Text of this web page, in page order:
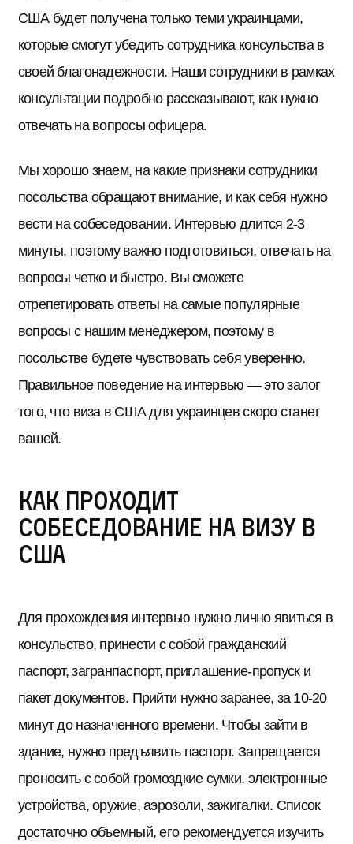
США будет получена только теми украинцами,
которые смогут убедить сотрудника консульства в
своей благонадежности. Наши сотрудники в рамках
консультации подробно рассказывают, как нужно
отвечать на вопросы офицера.
Мы хорошо знаем, на какие признаки сотрудники
посольства обращают внимание, и как себя нужно
вести на собеседовании. Интервью длится 2-3
минуты, поэтому важно подготовиться, отвечать на
вопросы четко и быстро. Вы сможете
отрепетировать ответы на самые популярные
вопросы с нашим менеджером, поэтому в
посольстве будете чувствовать себя уверенно.
Правильное поведение на интервью — это залог
того, что виза в США для украинцев скоро станет
вашей.
Как проходит
собеседование на визу в
США
Для прохождения интервью нужно лично явиться в
консульство, принести с собой гражданский
паспорт, загранпаспорт, приглашение-пропуск и
пакет документов. Прийти нужно заранее, за 10-20
минут до назначенного времени. Чтобы зайти в
здание, нужно предъявить паспорт. Запрещается
проносить с собой громоздкие сумки, электронные
устройства, оружие, аэрозоли, зажигалки. Список
достаточно объемный, его рекомендуется изучить